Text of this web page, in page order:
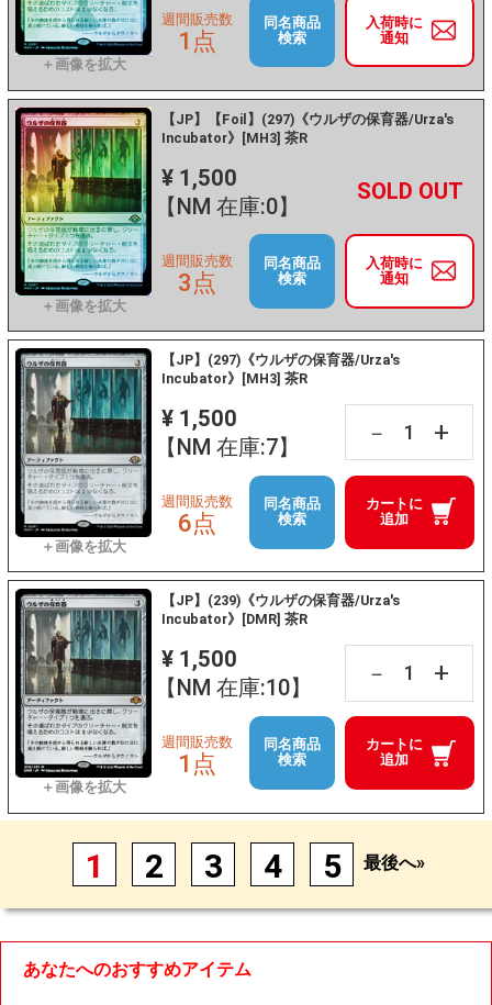
入荷時に
通知
週間販売数
1点
同名商品
検索
【JP】【Foil】(297)《ウルザの保育器/Urza's
Incubator》[MH3] 茶R
¥ 1,500
【NM 在庫:0】
－ +
入荷時に
通知
週間販売数
3点
同名商品
検索
【JP】(297)《ウルザの保育器/Urza's
Incubator》[MH3] 茶R
¥ 1,500
【NM 在庫:7】
－ +
カートに
追加
週間販売数
6点
同名商品
検索
【JP】(239)《ウルザの保育器/Urza's
Incubator》[DMR] 茶R
¥ 1,500
【NM 在庫:10】
－ +
カートに
追加
週間販売数
1点
同名商品
検索
1 2 3 4 5 最後へ»
あなたへのおすすめアイテム